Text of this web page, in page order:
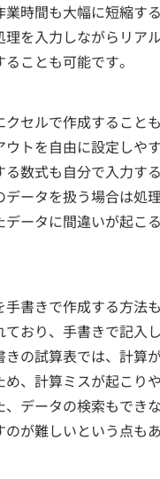
業時間も大幅に短縮す
理を入力しながらリア
ことも可能です。
クセルで作成すること
ウトを自由に設定しや
る数式も自分で入力す
データを扱う場合は処
データに間違いが起こ
手書きで作成する方法
おり、手書きで記入
きの試算表では、計算
め、計算ミスが起こり
、データの検索もでき
が難しいという点もあ